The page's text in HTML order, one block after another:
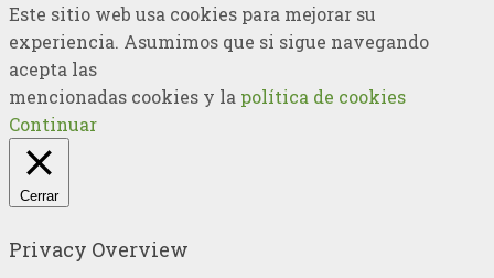
Este sitio web usa cookies para mejorar su
experiencia. Asumimos que si sigue navegando
acepta las
mencionadas cookies y la política de cookies
Continuar
Cerrar
Privacy Overview